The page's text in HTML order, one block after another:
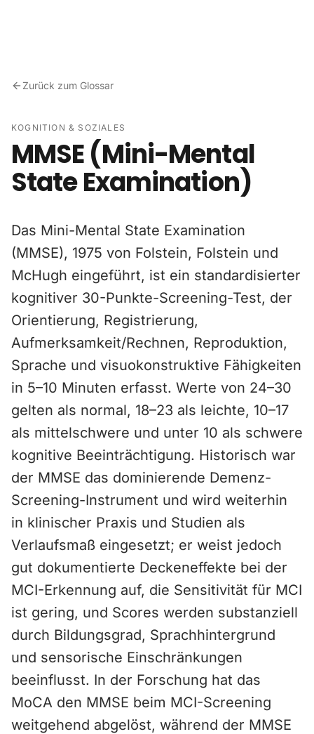
Zurück zum Glossar
KOGNITION & SOZIALES
MMSE (Mini-Mental
State Examination)
Das Mini-Mental State Examination
(MMSE), 1975 von Folstein, Folstein und
McHugh eingeführt, ist ein standardisierter
kognitiver 30-Punkte-Screening-Test, der
Orientierung, Registrierung,
Aufmerksamkeit/Rechnen, Reproduktion,
Sprache und visuokonstruktive Fähigkeiten
in 5–10 Minuten erfasst. Werte von 24–30
gelten als normal, 18–23 als leichte, 10–17
als mittelschwere und unter 10 als schwere
kognitive Beeinträchtigung. Historisch war
der MMSE das dominierende Demenz-
Screening-Instrument und wird weiterhin
in klinischer Praxis und Studien als
Verlaufsmaß eingesetzt; er weist jedoch
gut dokumentierte Deckeneffekte bei der
MCI-Erkennung auf, die Sensitivität für MCI
ist gering, und Scores werden substanziell
durch Bildungsgrad, Sprachhintergrund
und sensorische Einschränkungen
beeinflusst. In der Forschung hat das
MoCA den MMSE beim MCI-Screening
weitgehend abgelöst, während der MMSE